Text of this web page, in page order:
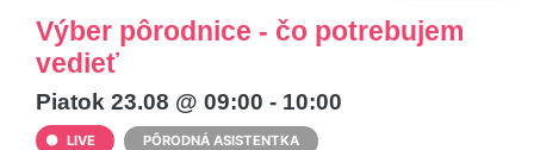
Výber pôrodnice - čo potrebujem
vedieť
Piatok 23.08 @ 09:00 - 10:00
LIVE PÔRODNÁ ASISTENTKA